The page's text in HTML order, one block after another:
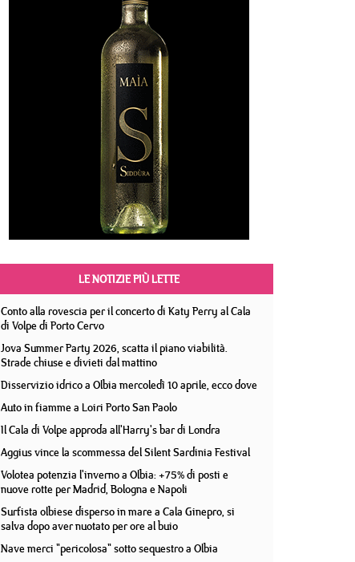
LE NOTIZIE PIÙ LETTE
Conto alla rovescia per il concerto di Katy Perry al Cala
di Volpe di Porto Cervo
Jova Summer Party 2026, scatta il piano viabilità.
Strade chiuse e divieti dal mattino
Disservizio idrico a Olbia mercoledì 10 aprile, ecco dove
Auto in fiamme a Loiri Porto San Paolo
Il Cala di Volpe approda all'Harry's bar di Londra
Aggius vince la scommessa del Silent Sardinia Festival
Volotea potenzia l'inverno a Olbia: +75% di posti e
nuove rotte per Madrid, Bologna e Napoli
Surfista olbiese disperso in mare a Cala Ginepro, si
salva dopo aver nuotato per ore al buio
Nave merci "pericolosa" sotto sequestro a Olbia